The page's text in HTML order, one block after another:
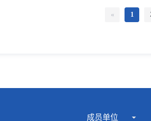
« 1
成员单位